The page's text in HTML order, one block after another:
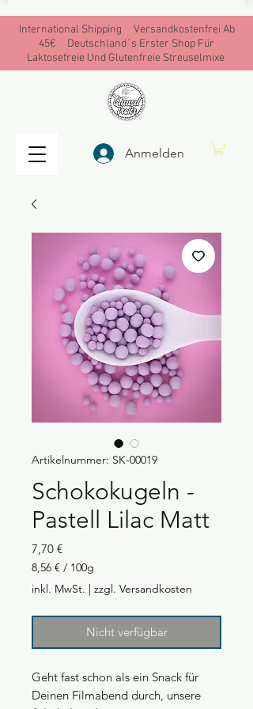
Anmelden
International Shipping Versandkostenfrei Ab
45€ Deutschland´s Erster Shop Für
Laktosefreie Und Glutenfreie Streuselmixe
Artikelnummer: SK-00019
Schokokugeln -
Pastell Lilac Matt
7,70 €Preis
8,56 € / 100g
8,56 €
pro
100
inkl. MwSt. | zzgl. Versandkosten
Nicht verfügbar
Geht fast schon als ein Snack für
Deinen Filmabend durch, unsere